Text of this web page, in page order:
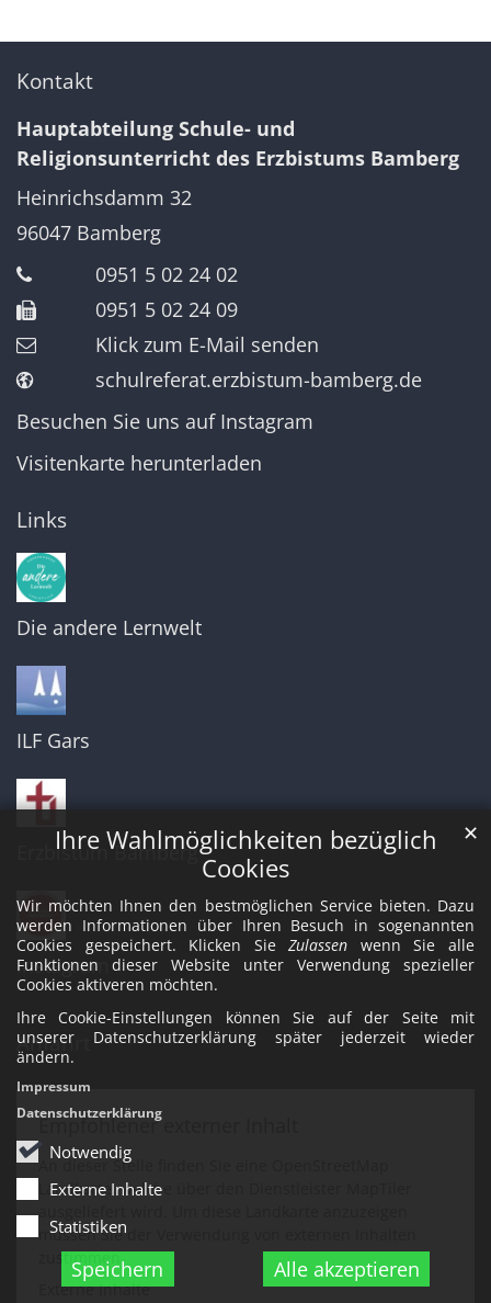
Ihre Wahlmöglichkeiten bezüglich
Cookies
Wir möchten Ihnen den bestmöglichen Service bieten. Dazu
werden Informationen über Ihren Besuch in sogenannten
Cookies gespeichert. Klicken SieZulassen wenn Sie alle
Funktionen dieser Website unter Verwendung spezieller
Cookies aktiveren möchten.
Ihre Cookie-Einstellungen können Sie auf der Seite mit
unserer Datenschutzerklärung später jederzeit wieder
ändern.
Notwendig
Externe Inhalte
Statistiken
Speichern Alle akzeptieren
✕
Impressum
Datenschutzerklärung
Kontakt
Hauptabteilung Schule- und
Religionsunterricht des Erzbistums Bamberg
Heinrichsdamm 32
96047 Bamberg
0951 5 02 24 02
0951 5 02 24 09
Klick zum E-Mail senden
schulreferat.erzbistum-bamberg.de
Besuchen Sie uns auf Instagram
Visitenkarte herunterladen
Links
Die andere Lernwelt
ILF Gars
Erzbistum Bamberg
Instagram
Anfahrt
Empfohlener externer Inhalt
An dieser Stelle finden Sie eine OpenStreetMap
Landkarte, welche über den Dienstleister MapTiler
müssen Sie der Verwendung von externen Inhalten
zustimmen.
Externe Inhalte